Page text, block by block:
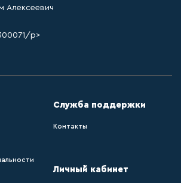
Алексеевич
p>
Служба поддержки
Контакты
Личный кабинет